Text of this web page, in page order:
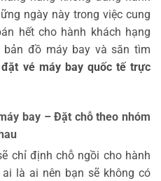
ngày này trong việc cung
hết cho hành khách hạng
bản đồ máy bay và săn tìm
đặt vé máy bay quốc tế trực
bay – Đặt chỗ theo nhóm
chỉ định chỗ ngồi cho hành
là ai nên bạn sẽ không có